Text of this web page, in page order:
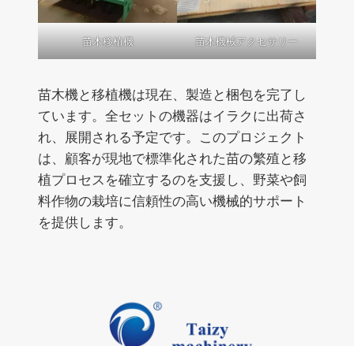
苗木移植機 苗木機械アクセサリー
苗木機と移植機は現在、製造と梱包を完了し
ています。全セットの機器はイラクに出荷さ
れ、展開される予定です。このプロジェクト
は、顧客が現地で標準化された苗の繁殖と移
植プロセスを確立するのを支援し、野菜や飼
料作物の栽培に信頼性の高い機械的サポート
を提供します。